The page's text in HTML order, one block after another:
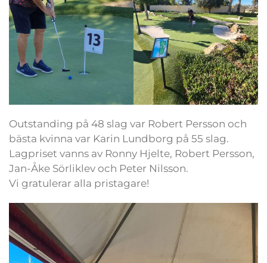
Outstanding på 48 slag var Robert Persson och
bästa kvinna var Karin Lundborg på 55 slag.
Lagpriset vanns av Ronny Hjelte, Robert Persson,
Jan-Åke Sörliklev och Peter Nilsson.
Vi gratulerar alla pristagare!